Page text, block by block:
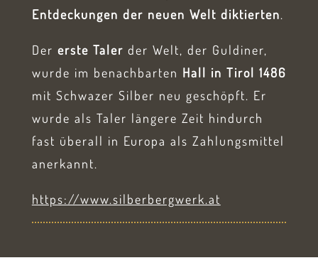
Entdeckungen der neuen Welt diktierten.
Der erste Taler der Welt, der Guldiner,
wurde im benachbarten Hall in Tirol 1486
mit Schwazer Silber neu geschöpft. Er
wurde als Taler längere Zeit hindurch
fast überall in Europa als Zahlungsmittel
anerkannt.
https://www.silberbergwerk.at